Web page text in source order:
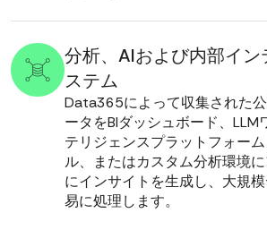
分析、AIおよび内部イ
ステム
Data365によって収集された
ータをBIダッシュボード、LLM
テリジェンスプラットフォー
ル、またはカスタム分析環境
にインサイトを生成し、大規
易に処理します。